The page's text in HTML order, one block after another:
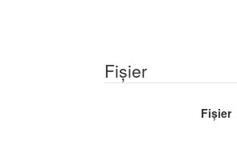
Fișier
Fișier